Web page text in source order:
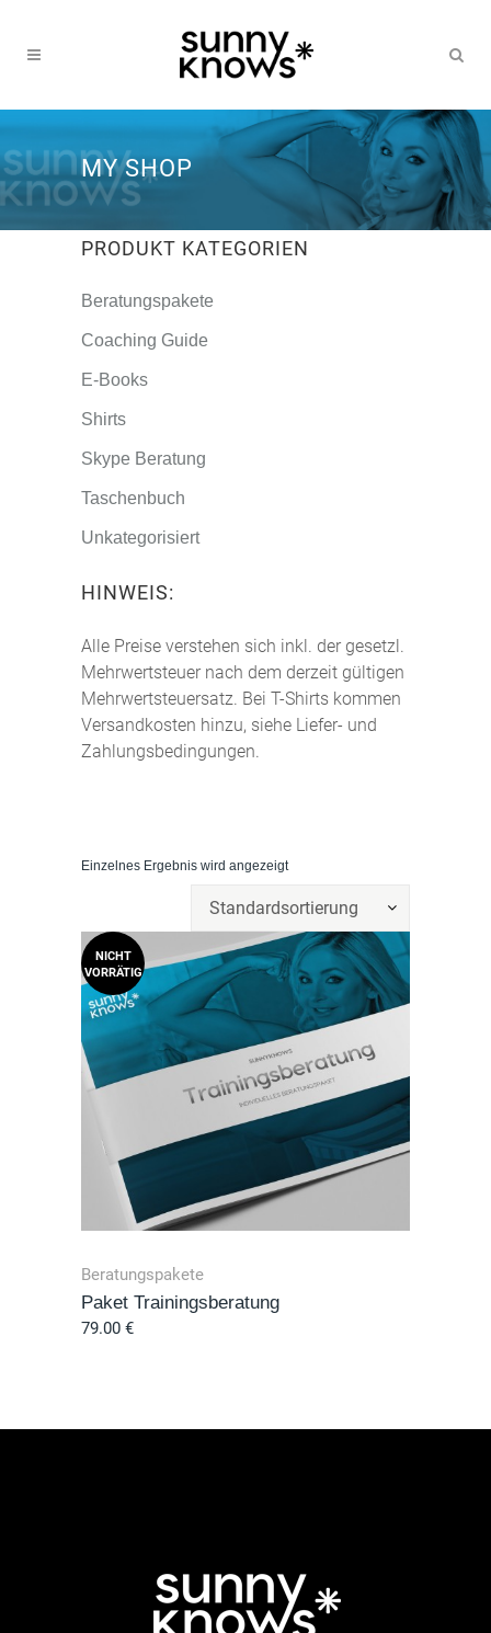
MY SHOP
PRODUKT KATEGORIEN
Beratungspakete
Coaching Guide
E-Books
Shirts
Skype Beratung
Taschenbuch
Unkategorisiert
HINWEIS:
Alle Preise verstehen sich inkl. der gesetzl.
Mehrwertsteuer nach dem derzeit gültigen
Mehrwertsteuersatz. Bei T-Shirts kommen
Versandkosten hinzu, siehe Liefer- und
Zahlungsbedingungen.
Einzelnes Ergebnis wird angezeigt
Standardsortierung
NICHT
VORRÄTIG
Beratungspakete
Paket Trainingsberatung
79.00 €